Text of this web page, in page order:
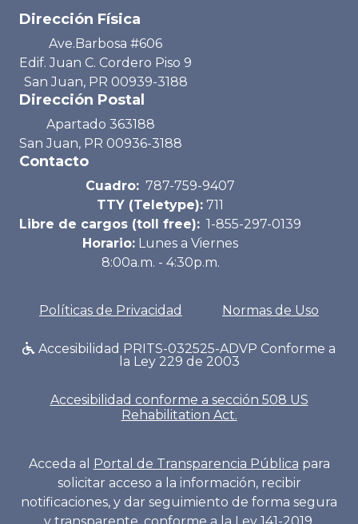
Dirección Física
Ave.Barbosa #606
Edif. Juan C. Cordero Piso 9
San Juan, PR 00939-3188
Dirección Postal
Apartado 363188
San Juan, PR 00936-3188
Contacto
Cuadro: 787-759-9407
TTY (Teletype): 711
Libre de cargos (toll free): 1-855-297-0139
Horario: Lunes a Viernes
8:00a.m. - 4:30p.m.
Políticas de Privacidad Normas de Uso
Accesibilidad PRITS-032525-ADVP Conforme a
la Ley 229 de 2003
Accesibilidad conforme a sección 508 US
Rehabilitation Act.
Acceda al Portal de Transparencia Pública para
solicitar acceso a la información, recibir
notificaciones, y dar seguimiento de forma segura